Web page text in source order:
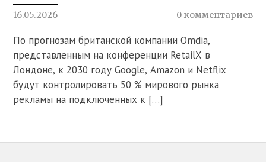
16.05.2026 0 комментариев
По прогнозам британской компании Omdia,
представленным на конференции RetailX в
Лондоне, к 2030 году Google, Amazon и Netflix
будут контролировать 50 % мирового рынка
рекламы на подключенных к […]